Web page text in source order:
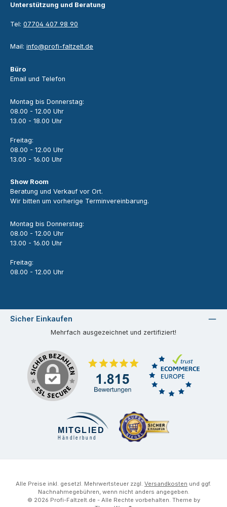
Unterstützung und Beratung
Tel: 07704 407 98 90
Mail: info@profi-faltzelt.de
Büro
Email und Telefon
Montag bis Donnerstag:
08.00 - 12.00 Uhr
13.00 - 18.00 Uhr
Freitag:
08.00 - 12.00 Uhr
13.00 - 16.00 Uhr
Show Room
Beratung und Verkauf vor Ort.
Wir bitten um vorherige Terminvereinbarung.
Montag bis Donnerstag:
08.00 - 12.00 Uhr
13.00 - 16.00 Uhr
Freitag:
08.00 - 12.00 Uhr
Sicher Einkaufen
Mehrfach ausgezeichnet und zertifiziert!
Alle Preise inkl. gesetzl. Mehrwertsteuer zzgl. Versandkosten und ggf.
Nachnahmegebühren, wenn nicht anders angegeben.
© 2026 Profi-Faltzelt.de - Alle Rechte vorbehalten. Theme by